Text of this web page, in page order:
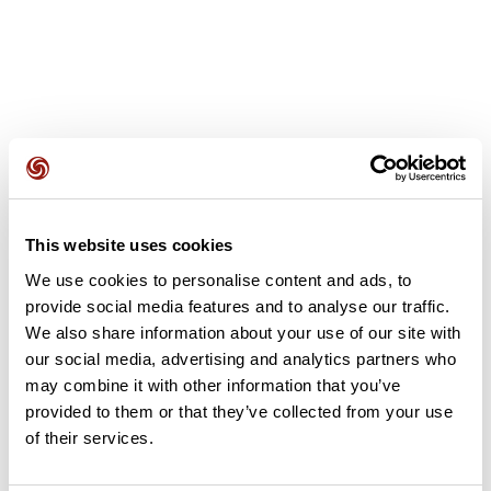
This website uses cookies
We use cookies to personalise content and ads, to
provide social media features and to analyse our traffic.
We also share information about your use of our site with
our social media, advertising and analytics partners who
may combine it with other information that you’ve
provided to them or that they’ve collected from your use
of their services.
Ajouter un avis
Découvrez ce parcours de course à pied de 9,8 km à proximité